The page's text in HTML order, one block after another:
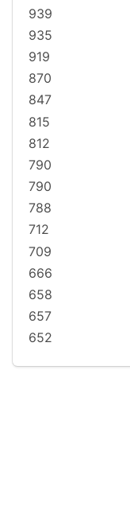
939
935
919
870
847
815
812
790
790
788
712
709
666
658
657
652